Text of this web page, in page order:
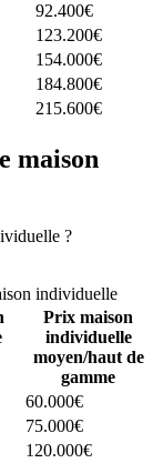
92.400€
123.200€
154.000€
184.800€
215.600€
maison
?
individuelle
Prix maison
individuelle
moyen/haut de
gamme
60.000€
75.000€
120.000€